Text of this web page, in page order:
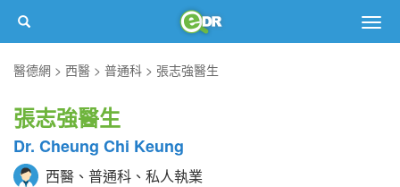
醫德網
西醫 普通科 張志強醫生
張志強醫生
Dr. Cheung Chi Keung
西醫、普通科、私人執業